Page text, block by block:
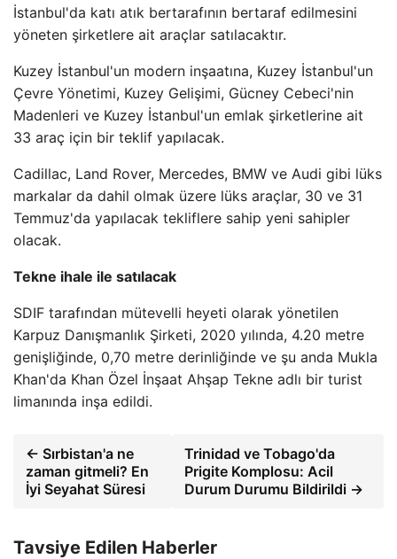
İstanbul'da katı atık bertarafının bertaraf edilmesini
yöneten şirketlere ait araçlar satılacaktır.
Kuzey İstanbul'un modern inşaatına, Kuzey İstanbul'un
Çevre Yönetimi, Kuzey Gelişimi, Gücney Cebeci'nin
Madenleri ve Kuzey İstanbul'un emlak şirketlerine ait
33 araç için bir teklif yapılacak.
Cadillac, Land Rover, Mercedes, BMW ve Audi gibi lüks
markalar da dahil olmak üzere lüks araçlar, 30 ve 31
Temmuz'da yapılacak tekliflere sahip yeni sahipler
olacak.
Tekne ihale ile satılacak
SDIF tarafından mütevelli heyeti olarak yönetilen
Karpuz Danışmanlık Şirketi, 2020 yılında, 4.20 metre
genişliğinde, 0,70 metre derinliğinde ve şu anda Mukla
Khan'da Khan Özel İnşaat Ahşap Tekne adlı bir turist
limanında inşa edildi.
← Sırbistan'a ne
zaman gitmeli? En
İyi Seyahat Süresi
Trinidad ve Tobago'da
Prigite Komplosu: Acil
Durum Durumu Bildirildi →
Tavsiye Edilen Haberler